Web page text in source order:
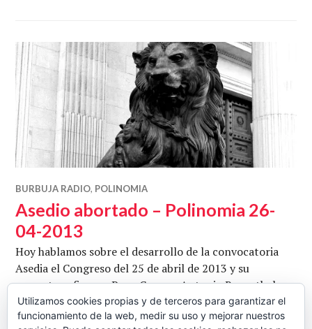
BURBUJA RADIO, POLINOMIA
Asedio abortado – Polinomia 26-
04-2013
Hoy hablamos sobre el desarrollo de la convocatoria
Asedia el Congreso del 25 de abril de 2013 y su
prematuro fin con Pepe Crespo, Antonio Rosenthal e
Iván Vélez. Conduce Juan Martínez. Escuchar y/o
descargar en ivoox. Fotografía de MGM Photos
Utilizamos cookies propias y de terceros para garantizar el
funcionamiento de la web, medir su uso y mejorar nuestros